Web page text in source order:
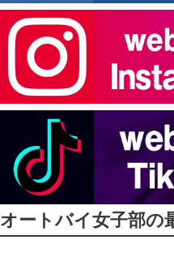
オートバイ女子部の